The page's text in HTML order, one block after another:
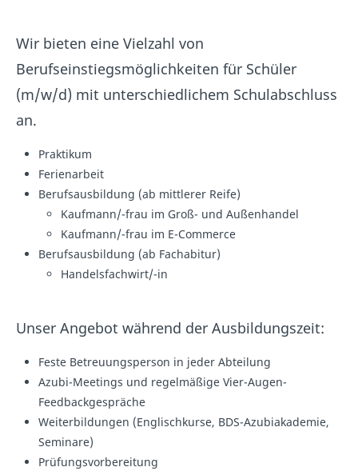
Wir bieten eine Vielzahl von
Berufseinstiegsmöglichkeiten für Schüler
(m/w/d) mit unterschiedlichem Schulabschluss
an.
Praktikum
Ferienarbeit
Berufsausbildung (ab mittlerer Reife)
Kaufmann/-frau im Groß- und Außenhandel
Kaufmann/-frau im E-Commerce
Berufsausbildung (ab Fachabitur)
Handelsfachwirt/-in
Unser Angebot während der Ausbildungszeit:
Feste Betreuungsperson in jeder Abteilung
Azubi-Meetings und regelmäßige Vier-Augen-
Feedbackgespräche
Weiterbildungen (Englischkurse, BDS-Azubiakademie,
Seminare)
Prüfungsvorbereitung